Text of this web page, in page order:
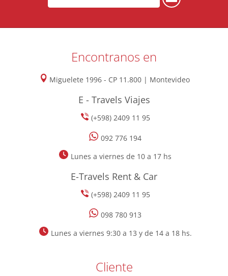
Encontranos en
Miguelete 1996 - CP 11.800 | Montevideo
E - Travels Viajes
(+598) 2409 11 95
092 776 194
Lunes a viernes de 10 a 17 hs
E-Travels Rent & Car
(+598) 2409 11 95
098 780 913
Lunes a viernes 9:30 a 13 y de 14 a 18 hs.
Cliente